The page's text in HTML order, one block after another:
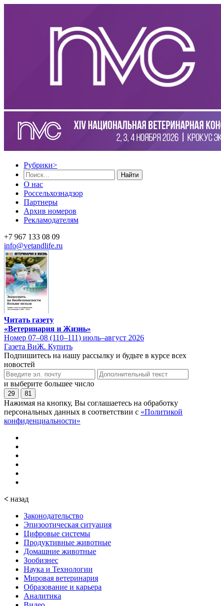
Рубрики>
Найти
О нас
Россельхознадзор
Партнеры
Архив номеров
Рекламодателям
+7 967 133 08 09
info@vetandlife.ru
Читать газету
«Ветеринария и Жизнь»
Номер 07–08 (110–111) июль–август 2026
Газета ВиЖ. Купить
Подпишитесь на нашу рассылку и будьте в курсе всех
новостей
и выберите большее число
29 81
Нажимая на кнопку, Вы соглашаетесь на обработку
персональных данных в соответствии с «Политикой
конфиденциальности»
< назад
Законодательство
Эпизоотическая ситуация
Цифровые системы
Продуктивные животные
Домашние животные
Зообизнес
Наука и Технологии
Мировая ветеринария
Образование и карьера
Аналитика